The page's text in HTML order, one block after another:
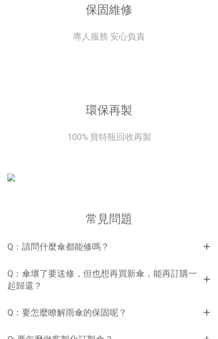
佳成本較高，反映在終端售價中高階雨傘，注重質感滌綸布 (Nylon)
輕薄，快乾輕便，收納方便傘布摸起來較粗糙，易老化，不耐高溫
響美觀防曬傘黑膠布內層塗黑膠抗 UV 效果優異，隔熱，遮光性好成
過在傘布內層塗佈銀膠、黑膠或其他特殊塗料，有效阻擋紫外線穿
能提供 UPF (紫外線防護係數) 50+ 的防護 。選擇傘布時，應根據雨
骨是雨傘的支撐骨架，其材質、數量和設計直接決定了雨傘的抗風
重，彈性差直傘，對重量不敏感鋁合金 (Aluminum Alloy)輕，韌性
好輕量化，不易生鏽，彈性佳強度不如鋼，重量較輕折疊傘，追求
導電重量比碳纖維重，剛性較差防風傘，高爾夫傘碳纖維 (Carbon
傘，特殊用途 4.防風設計原理 雙層傘布設計： 透過上下兩層傘布之
間的通風口，讓強風從中穿過，減少傘面受力，有效防止翻傘。 強
計，提升整體結構的穩定性。 彈性傘骨材質： 玻璃纖維傘骨因其優
傘設計： 這種設計使雨傘在收合時濕面朝內，避免弄濕周圍環境，
保固維修
專人服務 安心負責
環保再製
100% 寶特瓶回收再製
常見問題
Q：請問什麼傘都能修嗎？
Q：傘壞了要送修，但也想再買新傘，能再訂購一
起歸還？
Q：要怎麼瞭解雨傘的保固呢？